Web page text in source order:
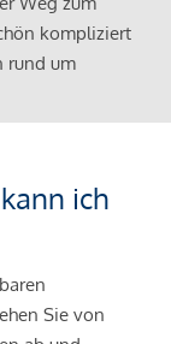
kompliziert
rund um
ich
Sie von